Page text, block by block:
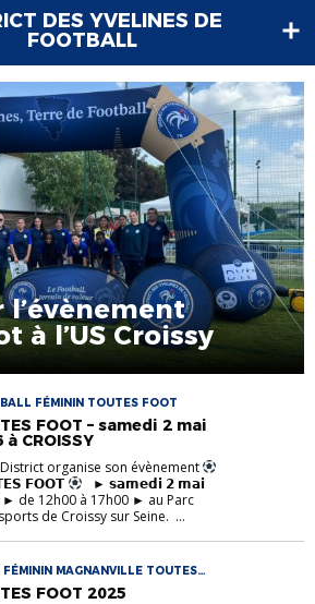
DES YVELINES DE
FOOTBALL
l’évènement
à l’US Croissy
FÉMININ TOUTES FOOT
FOOT – samedi 2 mai
à CROISSY
organise son évènement
𝗙𝗢𝗢𝗧
► 𝘀𝗮𝗺𝗲𝗱𝗶 𝟮 𝗺𝗮𝗶
de 12h00 à 17h00 ► au Parc
de Croissy sur Seine. ...
MAGNANVILLE TOUTES
U18F VINSKY FC
FOOT 2025